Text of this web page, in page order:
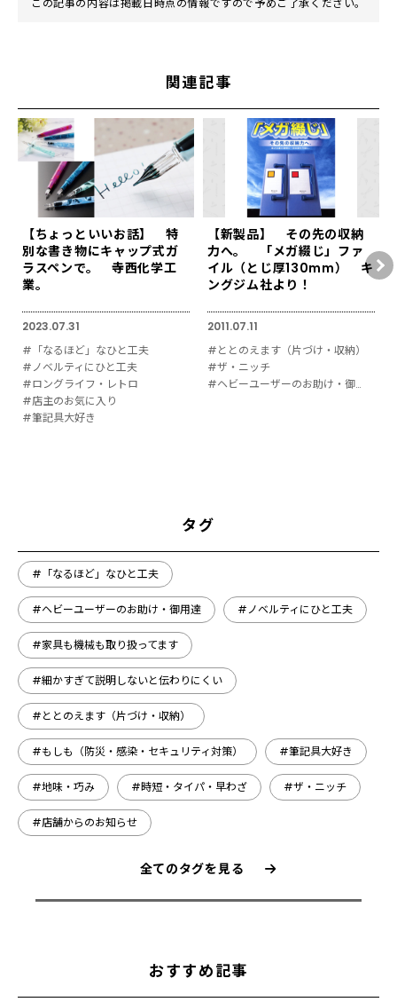
関連記事
【ちょっといいお話】 特
別な書き物にキャップ式ガ
ラスペンで。 寺西化学工
業。
2023.07.31
#「なるほど」なひと工夫
#ノベルティにひと工夫
#ロングライフ・レトロ
#店主のお気に入り
#筆記具大好き
【新製品】 その先の収納
力へ。 「メガ綴じ」ファ
イル（とじ厚130mm） キ
ングジム社より！
2011.07.11
#ととのえます（片づけ・収納）
#ザ・ニッチ
#ヘビーユーザーのお助け・御用達
タグ
#「なるほど」なひと工夫
#ヘビーユーザーのお助け・御用達 #ノベルティにひと工夫
#家具も機械も取り扱ってます
#細かすぎて説明しないと伝わりにくい
#ととのえます（片づけ・収納）
#もしも（防災・感染・セキュリティ対策） #筆記具大好き
#地味・巧み #時短・タイパ・早わざ #ザ・ニッチ
#店舗からのお知らせ
全てのタグを見る
おすすめ記事